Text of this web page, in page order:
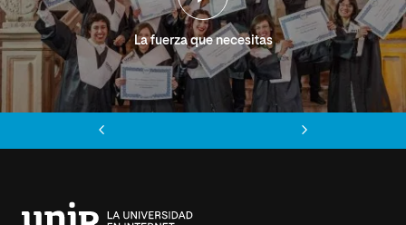
La fuerza que necesitas